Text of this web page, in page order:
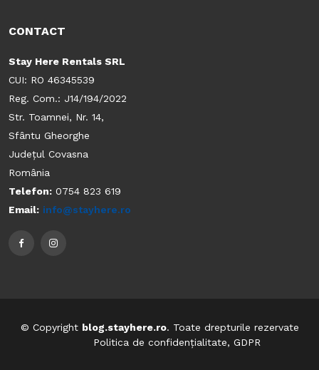
CONTACT
Stay Here Rentals SRL
CUI: RO 46345539
Reg. Com.: J14/194/2022
Str. Toamnei, Nr. 14,
Sfântu Gheorghe
Județul Covasna
România
Telefon: 0754 823 619
Email: info@stayhere.ro
© Copyright blog.stayhere.ro. Toate drepturile rezervate
Politica de confidențialitate, GDPR